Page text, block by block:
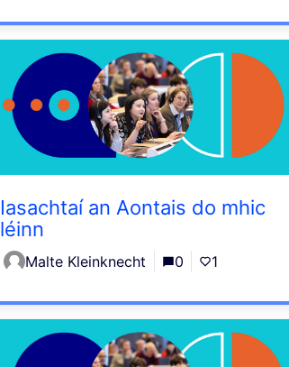
Iasachtaí an Aontais do mhic
léinn
Malte Kleinknecht 0 1